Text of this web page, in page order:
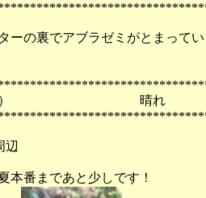
ーの裏でアブラゼミがとまって
１7日（土）
辺
本番まであと少しです！